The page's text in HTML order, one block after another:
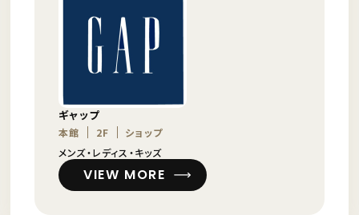
ギャップ
本館 2F
ショップ
メンズ・レディス・キッズ
VIEW MORE